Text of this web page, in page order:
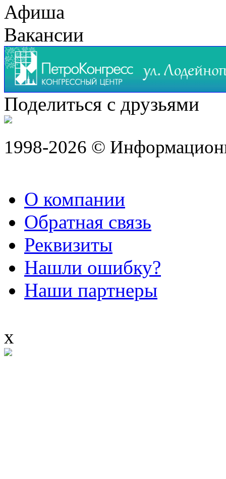
Афиша
Вакансии
Поделиться с друзьями
1998-2026 ©
О компании
Обратная связь
Реквизиты
Нашли ошибку?
Наши партнеры
x